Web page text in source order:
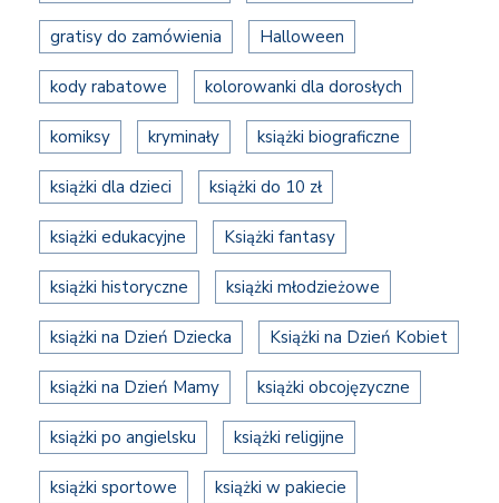
gratisy do zamówienia Halloween
kody rabatowe kolorowanki dla dorosłych
komiksy kryminały książki biograficzne
książki dla dzieci książki do 10 zł
książki edukacyjne Książki fantasy
książki historyczne książki młodzieżowe
książki na Dzień Dziecka Książki na Dzień Kobiet
książki na Dzień Mamy książki obcojęzyczne
książki po angielsku książki religijne
książki sportowe książki w pakiecie